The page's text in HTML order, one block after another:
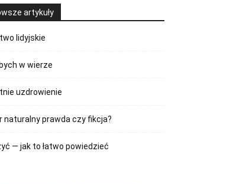
artykuły
lidyjskie
w wierze
uzdrowienie
naturalny prawda czy fikcja?
— jak to łatwo powiedzieć